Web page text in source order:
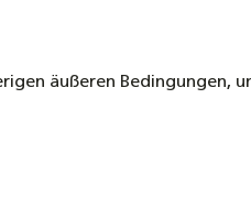
äußeren Bedingungen,